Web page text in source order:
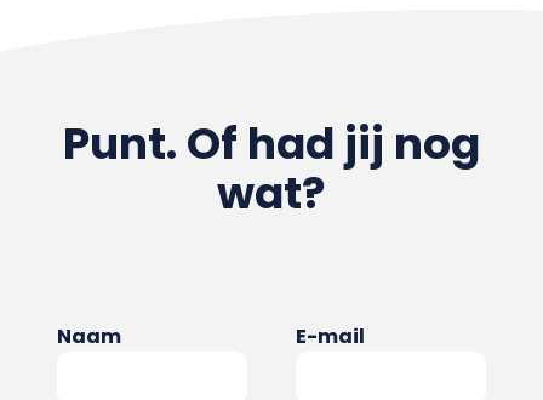
Punt. Of had jij nog
wat?
Naam E-mail